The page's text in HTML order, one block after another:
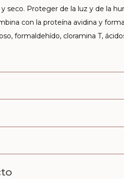
seco. Proteger de la luz y de la
con la proteína avidina y
formaldehído, cloramina T,